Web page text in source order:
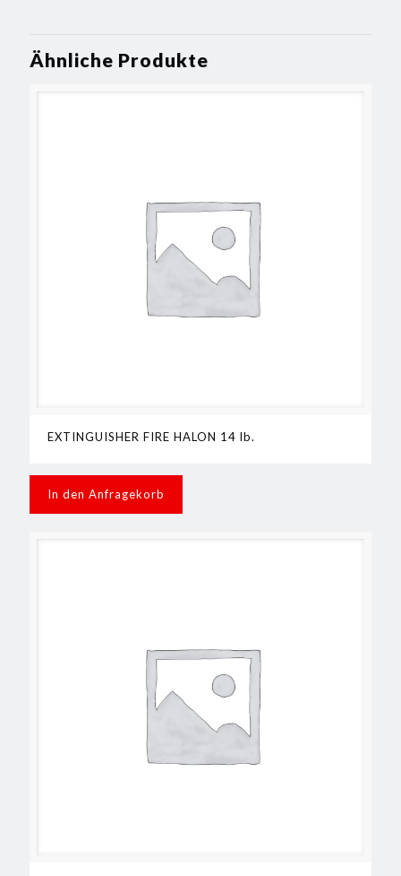
Ähnliche Produkte
EXTINGUISHER FIRE HALON 14 lb.
In den Anfragekorb